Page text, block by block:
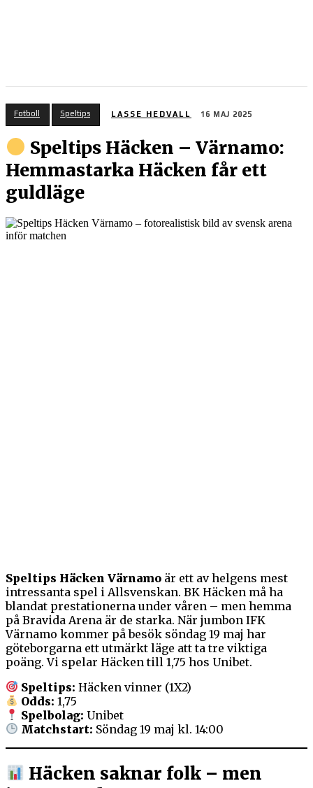
Fotboll Speltips LASSE HEDVALL 16 MAJ 2025
Speltips Häcken – Värnamo:
Hemmastarka Häcken får ett
guldläge
Speltips Häcken Värnamo är ett av helgens mest
intressanta spel i Allsvenskan. BK Häcken må ha
blandat prestationerna under våren – men hemma
på Bravida Arena är de starka. När jumbon IFK
Värnamo kommer på besök söndag 19 maj har
göteborgarna ett utmärkt läge att ta tre viktiga
poäng. Vi spelar Häcken till 1,75 hos Unibet.
Speltips: Häcken vinner (1X2)
Odds: 1,75
Spelbolag: Unibet
Matchstart: Söndag 19 maj kl. 14:00
Häcken saknar folk – men